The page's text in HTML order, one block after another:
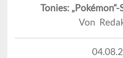
Tonies:
Von